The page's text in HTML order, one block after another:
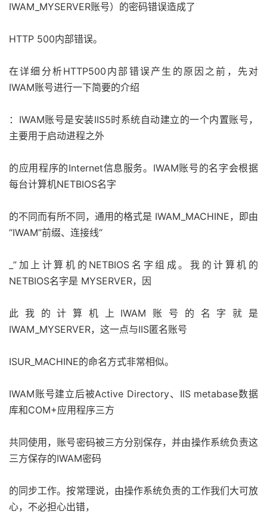
IWAM_MYSERVER账号）的密码错误造成了
HTTP 500内部错误。
在详细分析HTTP500内部错误产生的原因之前，先对
IWAM账号进行一下简要的介绍
：IWAM账号是安装IIS5时系统自动建立的一个内置账号，
主要用于启动进程之外
的应用程序的Internet信息服务。IWAM账号的名字会根据
每台计算机NETBIOS名字
的不同而有所不同，通用的格式是 IWAM_MACHINE，即由
“IWAM”前缀、连接线“
_”加上计算机的NETBIOS名字组成。我的计算机的
NETBIOS名字是 MYSERVER，因
此我的计算机上IWAM账号的名字就是
IWAM_MYSERVER，这一点与IIS匿名账号
ISUR_MACHINE的命名方式非常相似。
IWAM账号建立后被Active Directory、IIS metabase数据
库和COM+应用程序三方
共同使用，账号密码被三方分别保存，并由操作系统负责这
三方保存的IWAM密码
的同步工作。按常理说，由操作系统负责的工作我们大可放
心，不必担心出错，